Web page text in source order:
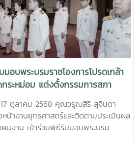
อบพระบรมราชโองการโปรดเกล้า
กระหม่อม แต่งตั้งกรรมการสภา
ทยาลัยผู้ทรงคุณวุฒิ ของ
ทยาลัยแม่โจ้
ตุลาคม 2568 คุณวรุณสิริ สุจินดา
หน้างานยุทธศาสตร์และติดตามประเมินผล
นงาน เข้าร่วมพิธีรับมอบพระบรม